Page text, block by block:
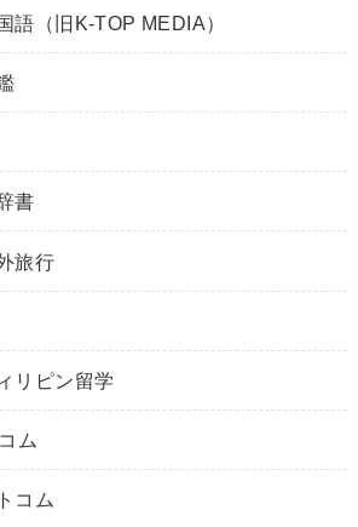
語（旧K-TOP MEDIA）
書
旅行
リピン留学
ム
コム